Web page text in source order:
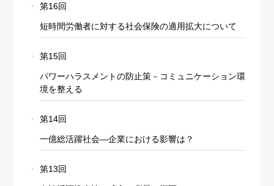
第16回
短時間労働者に対する社会保険の適用拡大について
第15回
パワーハラスメントの防止策－コミュニケーション環
境を整える
第14回
一億総活躍社会―企業における影響は？
第13回